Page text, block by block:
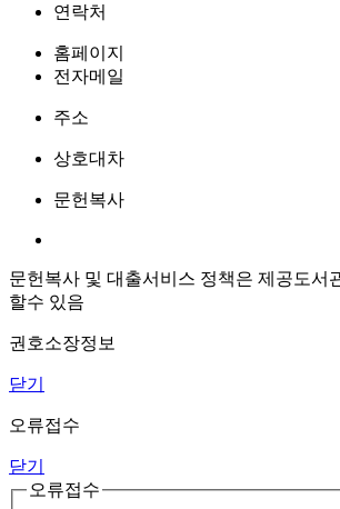
연락처
홈페이지
전자메일
주소
상호대차
문헌복사
문헌복사 및 대출서비스 정책은 제공도서
할수 있음
권호소장정보
닫기
오류접수
닫기
오류접수